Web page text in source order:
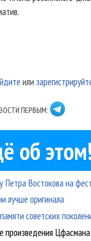
или
ПЕРВЫМ:
об
Петра Востокова на
лучше оригинала
советских
произведения